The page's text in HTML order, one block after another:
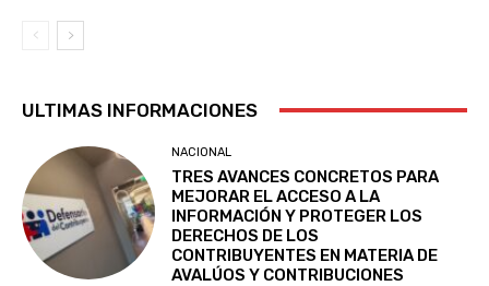
ULTIMAS INFORMACIONES
NACIONAL
TRES AVANCES CONCRETOS PARA
MEJORAR EL ACCESO A LA
INFORMACIÓN Y PROTEGER LOS
DERECHOS DE LOS
CONTRIBUYENTES EN MATERIA DE
AVALÚOS Y CONTRIBUCIONES